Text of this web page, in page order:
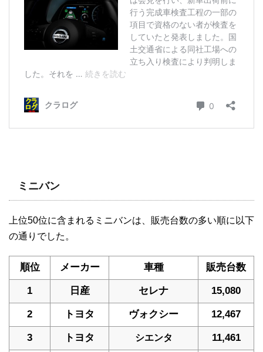
ミニバン
上位50位に含まれるミニバンは、販売台数の多い順に以下
の通りでした。
順位 メーカー 車種 販売台数
1 日産 セレナ 15,080
2 トヨタ ヴォクシー 12,467
3 トヨタ シエンタ 11,461